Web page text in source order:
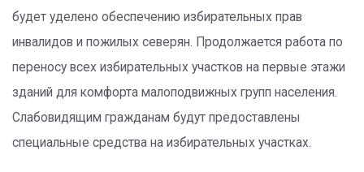
будет уделено обеспечению избирательных прав
инвалидов и пожилых северян. Продолжается работа по
переносу всех избирательных участков на первые этажи
зданий для комфорта малоподвижных групп населения.
Слабовидящим гражданам будут предоставлены
специальные средства на избирательных участках.